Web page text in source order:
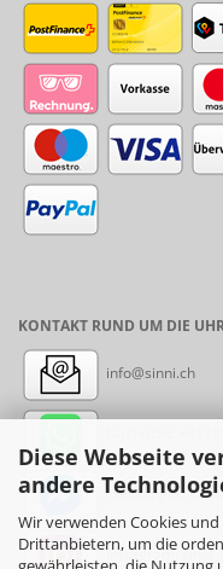
Diese Webseite
andere
Wir verwenden Cookies
Drittanbietern, um die
KONTAKT RUND UM DIE
info@sinni.ch
Messenger:
Instagram: